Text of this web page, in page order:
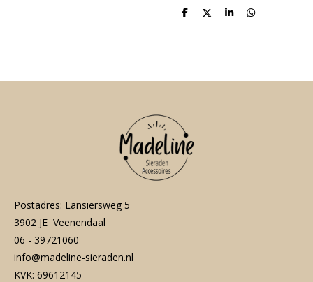
D
D
S
D
Postadres: Lansiersweg 5
3902 JE Veenendaal
06 - 39721060
info@madeline-sieraden.nl
KVK: 69612145